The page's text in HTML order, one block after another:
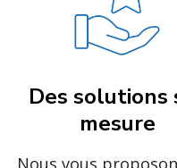
Des solutions
mesure
Nous vous